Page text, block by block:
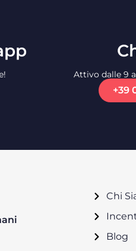
Attivo dalle 9
+39
Chi
Blog